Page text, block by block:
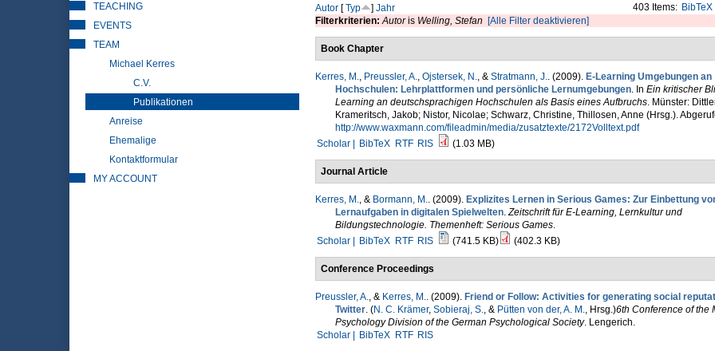
403 Items: BibTeX
Autor[Typ ] Jahr
Filterkriterien:Autoris Welling, Stefan [Alle Filter deaktivieren]
Book Chapter
Kerres, M., Preussler, A., Ojstersek, N., & Stratmann, J.. (2009). E-Learning Umgebungen an
Hochschulen: Lehrplattformen und persönliche Lernumgebungen. In Ein kritischer
Learning an deutschsprachigen Hochschulen als Basis eines Aufbruchs. Münster:
Krameritsch, Jakob; Nistor, Nicolae; Schwarz, Christine, Thillosen, Anne (Hrsg.).
http://www.waxmann.com/fileadmin/media/zusatztexte/2172Volltext.pdf
Scholar |
BibTeX RTF RIS (1.03 MB)
Journal Article
Kerres, M., & Bormann, M.. (2009). Explizites Lernen in Serious Games: Zur Einbettung
Lernaufgaben in digitalen Spielwelten.Zeitschrift für E-Learning, Lernkultur und
Bildungstechnologie. Themenheft: Serious Games.
Scholar |
BibTeX RTF RIS (741.5 KB) (402.3 KB)
Conference Proceedings
Preussler, A., & Kerres, M.. (2009). Friend or Follow: Activities for generating social
Twitter. (N. C. Krämer, Sobieraj, S., & Pütten von der, A. M., Hrsg.)6th Conference of the
Psychology Division of the German Psychological Society. Lengerich.
Scholar |
BibTeX RTF RIS
TEACHING
EVENTS
TEAM
Michael Kerres
C.V.
Publikationen
Anreise
Ehemalige
Kontaktformular
MY ACCOUNT